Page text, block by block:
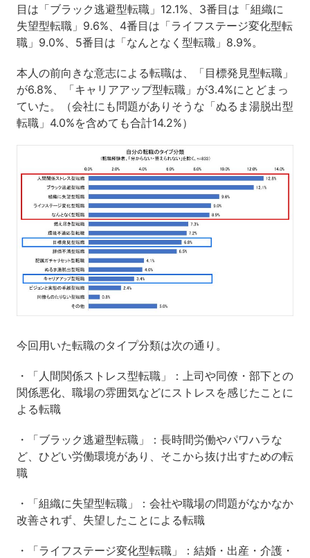
目は「ブラック逃避型転職」12.1%、3番目は「組織に
失望型転職」9.6%、4番目は「ライフステージ変化型転
職」9.0%、5番目は「なんとなく型転職」8.9%。
本人の前向きな意志による転職は、「目標発見型転職」
が6.8%、「キャリアアップ型転職」が3.4%にとどまっ
ていた。（会社にも問題がありそうな「ぬるま湯脱出型
転職」4.0%を含めても合計14.2%）
今回用いた転職のタイプ分類は次の通り。
・「人間関係ストレス型転職」：上司や同僚・部下との
関係悪化、職場の雰囲気などにストレスを感じたことに
よる転職
・「ブラック逃避型転職」：長時間労働やパワハラな
ど、ひどい労働環境があり、そこから抜け出すための転
職
・「組織に失望型転職」：会社や職場の問題がなかなか
改善されず、失望したことによる転職
・「ライフステージ変化型転職」：結婚・出産・介護・